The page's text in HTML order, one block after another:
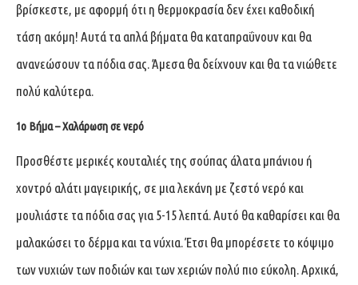
βρίσκεστε, με αφορμή ότι η θερμοκρασία δεν έχει καθοδική
τάση ακόμη! Αυτά τα απλά βήματα θα καταπραΰνουν και θα
ανανεώσουν τα πόδια σας. Άμεσα θα δείχνουν και θα τα νιώθετε
πολύ καλύτερα.
1ο Βήμα – Χαλάρωση σε νερό
Προσθέστε μερικές κουταλιές της σούπας άλατα μπάνιου ή
χοντρό αλάτι μαγειρικής, σε μια λεκάνη με ζεστό νερό και
μουλιάστε τα πόδια σας για 5-15 λεπτά. Αυτό θα καθαρίσει και θα
μαλακώσει το δέρμα και τα νύχια. Έτσι θα μπορέσετε το κόψιμο
των νυχιών των ποδιών και των χεριών πολύ πιο εύκολη. Αρχικά,